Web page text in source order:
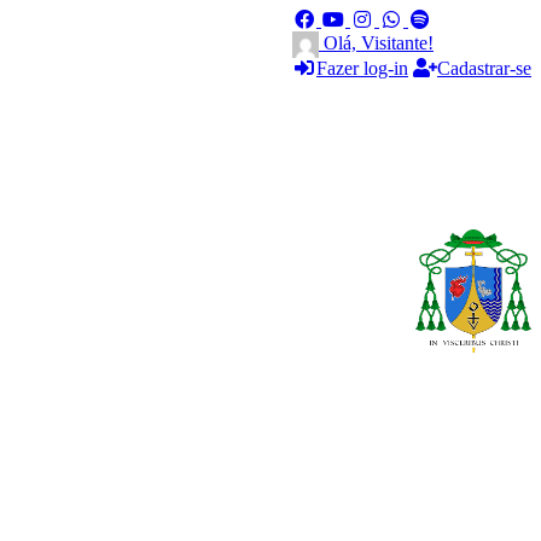
Olá, Visitante!
Fazer log-in
Cadastrar-se